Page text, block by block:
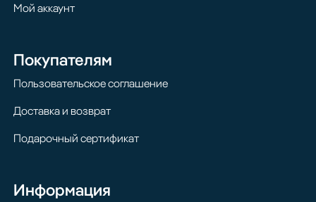
Мой аккаунт
Покупателям
Пользовательское соглашение
Доставка и возврат
Подарочный сертификат
Информация